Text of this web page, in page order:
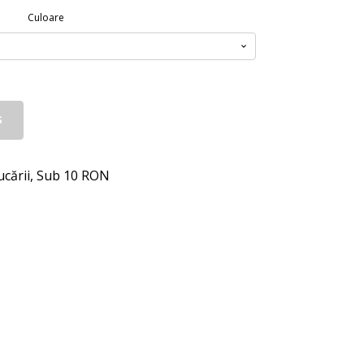
Culoare
, Sub 10 RON